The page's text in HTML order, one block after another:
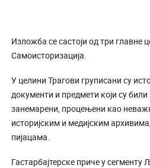
Изложба се састоји од три главне
Самоисторизација.
У целини Трагови груписани су
документи и предмети који су
занемарени, процењени као
историјским и медијским
пијацама.
Гастарбајтерске приче у